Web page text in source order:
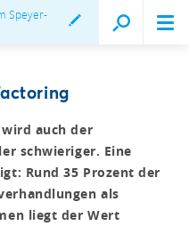
Speyer-
auch der
schwieriger. Eine
Rund 35 Prozent der
als
liegt der Wert